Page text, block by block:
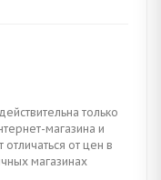
только
магазина и
отличаться от цен в
магазинах